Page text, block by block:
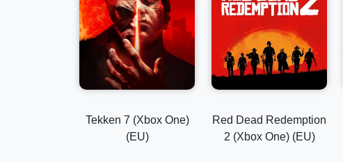
Tekken 7 (Xbox One)
(EU)
Red Dead Redemption
2 (Xbox One) (EU)